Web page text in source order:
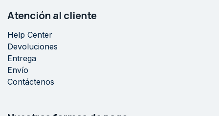
Atención al cliente
Help Center
Devoluciones
Entrega
Envío
Contáctenos